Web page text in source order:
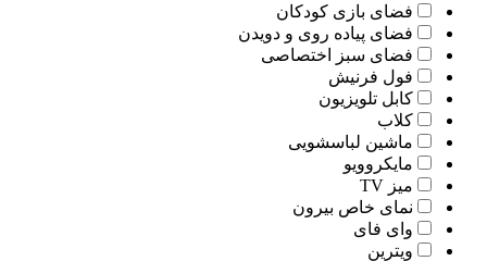
فضای بازی کودکان
فضای پیاده روی و دویدن
فضای سبز اختصاصی
فول فرنیش
کابل تلویزیون
کلاب
ماشین لباسشویی
مایکروویو
میز TV
نمای خاص بیرون
وای فای
ویترین